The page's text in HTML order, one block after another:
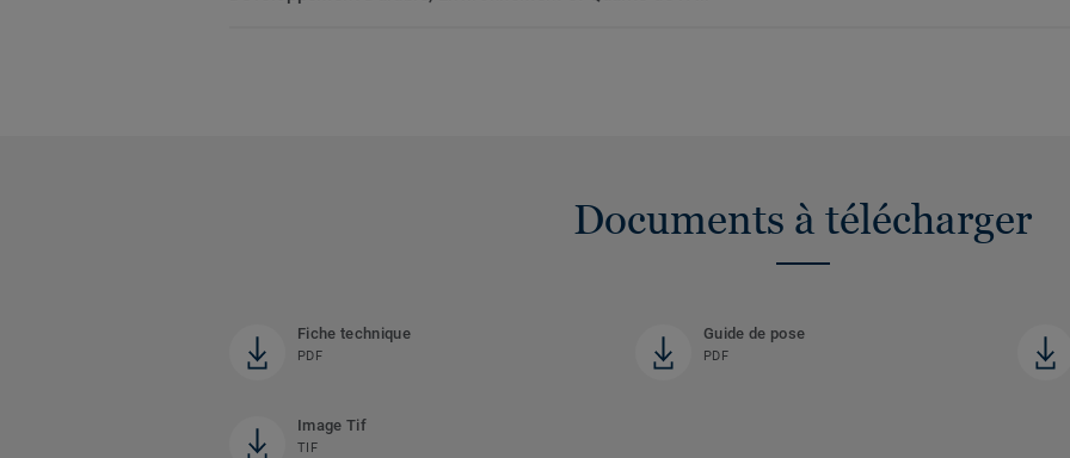
Documents à télécharger
Fiche technique
PDF
Guide de pose
PDF
Image Tif
TIF